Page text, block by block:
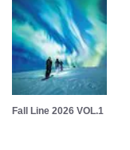
Fall Line 2026 VOL.1